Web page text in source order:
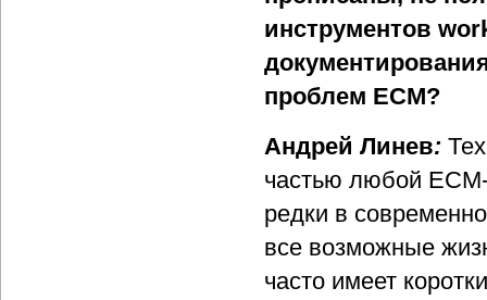
инструментов
проблем ЕСМ?
Андрей Линев:
частью любой
редки в
все возможные
часто имеет